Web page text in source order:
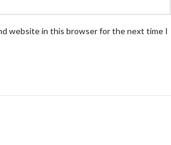
website in this browser for the next time I